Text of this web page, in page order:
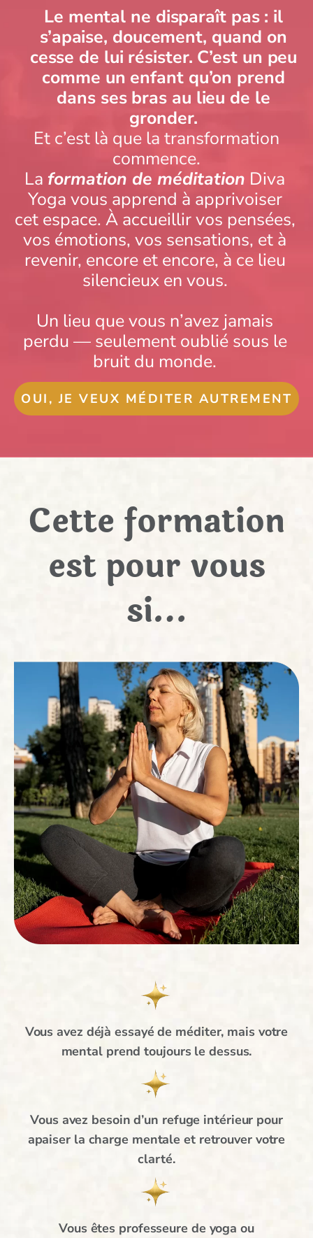
Le mental ne disparaît pas : il
s’apaise, doucement, quand on
cesse de lui résister. C’est un peu
comme un enfant qu’on prend
dans ses bras au lieu de le
gronder.
Et c’est là que la transformation
commence.
Laformation de méditation Diva
Yoga vous apprend à apprivoiser
cet espace. À accueillir vos pensées,
vos émotions, vos sensations, et à
revenir, encore et encore, à ce lieu
silencieux en vous.
Un lieu que vous n’avez jamais
perdu — seulement oublié sous le
bruit du monde.
OUI, JE VEUX MÉDITER AUTREMENT
Cette formation
est pour vous
si…
Vous avez déjà essayé de méditer, mais votre
mental prend toujours le dessus.
Vous avez besoin d’un refuge intérieur pour
apaiser la charge mentale et retrouver votre
clarté.
Vous êtes professeure de yoga ou